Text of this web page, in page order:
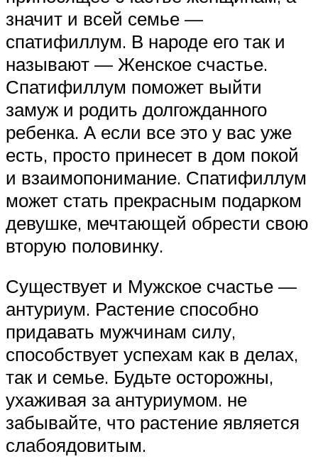
значит и всей семье —
спатифиллум. В народе его так и
называют — Женское счастье.
Спатифиллум поможет выйти
замуж и родить долгожданного
ребенка. А если все это у вас уже
есть, просто принесет в дом покой
и взаимопонимание. Спатифиллум
может стать прекрасным подарком
девушке, мечтающей обрести свою
вторую половинку.
Существует и Мужское счастье —
антуриум. Растение способно
придавать мужчинам силу,
способствует успехам как в делах,
так и семье. Будьте осторожны,
ухаживая за антуриумом. не
забывайте, что растение является
слабоядовитым.